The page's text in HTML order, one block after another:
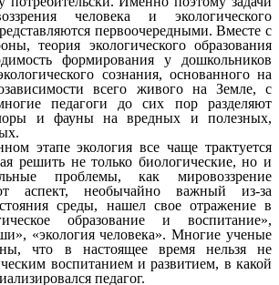
человека и экологического
первоочередными. Вместе с
теория экологического образования
формирования у дошкольников
сознания, основанного на
всего живого на Земле, с
педагоги до сих пор разделяют
и фауны на вредных и полезных,
этапе экология все чаще трактуется
решить не только биологические, но и
проблемы, как мировоззрение
аспект, необычайно важный из-за
среды, нашел свое отражение в
образование и воспитание»,
«экология человека». Многие ученые
что в настоящее время нельзя не
воспитанием и развитием, в какой
педагог.